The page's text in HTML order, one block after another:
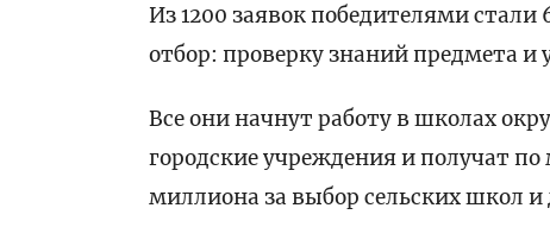
Из 1200 заявок победителями
отбор: проверку знаний предмета и
Все они начнут работу в школах
городские учреждения и получат
миллиона за выбор сельских школ и